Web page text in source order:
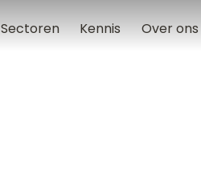
Sectoren Kennis Over ons